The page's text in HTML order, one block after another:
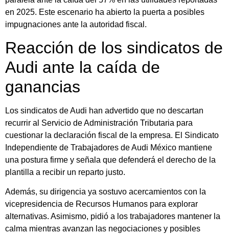
en 2025. Este escenario ha abierto la puerta a posibles
impugnaciones ante la autoridad fiscal.
Reacción de los sindicatos de
Audi ante la caída de
ganancias
Los sindicatos de Audi han advertido que no descartan
recurrir al Servicio de Administración Tributaria para
cuestionar la declaración fiscal de la empresa. El Sindicato
Independiente de Trabajadores de Audi México mantiene
una postura firme y señala que defenderá el derecho de la
plantilla a recibir un reparto justo.
Además, su dirigencia ya sostuvo acercamientos con la
vicepresidencia de Recursos Humanos para explorar
alternativas. Asimismo, pidió a los trabajadores mantener la
calma mientras avanzan las negociaciones y posibles